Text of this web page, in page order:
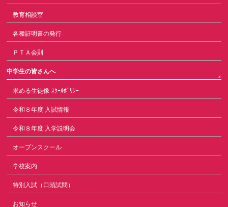
教育相談室
各種証明書の発行
ＰＴＡ会則
中学生の皆さんへ
求める生徒像-ｽｸｰﾙﾎﾟﾘｼｰ
令和８年度 入試情報
令和８年度 入学説明会
オープンスクール
学校案内
特別入試（口頭試問）
お知らせ